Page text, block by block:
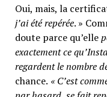
Oui, mais, la
j’ai été repérée. »
doute parce qu’elle
exactement ce
regardent le nombre
chance. « C’est